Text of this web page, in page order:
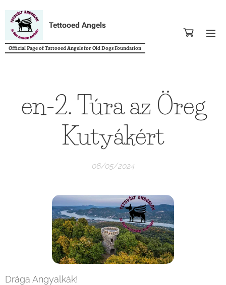
Tettooed Angels
Official Page of Tattooed Angels for Old Dogs Foundation
en-2. Túra az Öreg
Kutyákért
06/05/2024
Drága Angyalkák!